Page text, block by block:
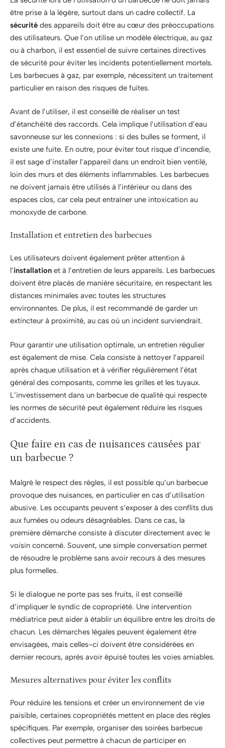
être prise à la légère, surtout dans un cadre collectif. La
sécurité des appareils doit être au cœur des préoccupations
des utilisateurs. Que l’on utilise un modèle électrique, au gaz
ou à charbon, il est essentiel de suivre certaines directives
de sécurité pour éviter les incidents potentiellement mortels.
Les barbecues à gaz, par exemple, nécessitent un traitement
particulier en raison des risques de fuites.
Avant de l’utiliser, il est conseillé de réaliser un test
d’étanchéité des raccords. Cela implique l’utilisation d’eau
savonneuse sur les connexions : si des bulles se forment, il
existe une fuite. En outre, pour éviter tout risque d’incendie,
il est sage d’installer l’appareil dans un endroit bien ventilé,
loin des murs et des éléments inflammables. Les barbecues
ne doivent jamais être utilisés à l’intérieur ou dans des
espaces clos, car cela peut entraîner une intoxication au
monoxyde de carbone.
Installation et entretien des barbecues
Les utilisateurs doivent également prêter attention à
l’installation et à l’entretien de leurs appareils. Les barbecues
doivent être placés de manière sécuritaire, en respectant les
distances minimales avec toutes les structures
environnantes. De plus, il est recommandé de garder un
extincteur à proximité, au cas où un incident surviendrait.
Pour garantir une utilisation optimale, un entretien régulier
est également de mise. Cela consiste à nettoyer l’appareil
après chaque utilisation et à vérifier régulièrement l’état
général des composants, comme les grilles et les tuyaux.
L’investissement dans un barbecue de qualité qui respecte
les normes de sécurité peut également réduire les risques
d’accidents.
Que faire en cas de nuisances causées par
un barbecue ?
Malgré le respect des règles, il est possible qu’un barbecue
provoque des nuisances, en particulier en cas d’utilisation
abusive. Les occupants peuvent s’exposer à des conflits dus
aux fumées ou odeurs désagréables. Dans ce cas, la
première démarche consiste à discuter directement avec le
voisin concerné. Souvent, une simple conversation permet
de résoudre le problème sans avoir recours à des mesures
plus formelles.
Si le dialogue ne porte pas ses fruits, il est conseillé
d’impliquer le syndic de copropriété. Une intervention
médiatrice peut aider à établir un équilibre entre les droits de
chacun. Les démarches légales peuvent également être
envisagées, mais celles-ci doivent être considérées en
dernier recours, après avoir épuisé toutes les voies amiables.
Mesures alternatives pour éviter les conflits
Pour réduire les tensions et créer un environnement de vie
paisible, certaines copropriétés mettent en place des règles
spécifiques. Par exemple, organiser des soirées barbecue
collectives peut permettre à chacun de participer en